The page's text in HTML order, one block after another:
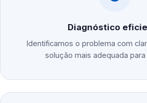
Diagnóstico
Identificamos o problema com
solução mais adequada para